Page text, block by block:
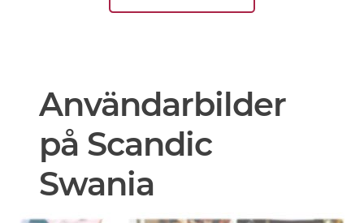
Användarbilder
på Scandic
Swania